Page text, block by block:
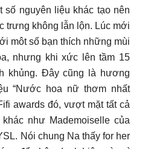
số nguyên liệu khác tạo nên
trưng không lẫn lộn. Lúc mới
môt số bạn thích những mùi
nhưng khi xức lên tầm 15
khủng. Đây cũng là hương
“Nước hoa nữ thơm nhất
awards đó, vượt mặt tất cả
như Mademoiselle của
Nói chung Na thấy for her